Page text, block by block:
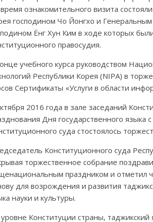
ознакомительного визита
господином Чо Йонгхо и
Ёнг Хун Ким в ходе которых
правосудия.
учебного курса руководством
Республики Корея (NIPA) в
Сертификаты «Услуги в области
2016 года в зале заседаний
Дня государственного языка
суда стостоялось
Кон­ститу­цион­ного суда
торжественное собрание
праздником и отметил
для возрождения и развития
науки и культуры.
Конституции страны,